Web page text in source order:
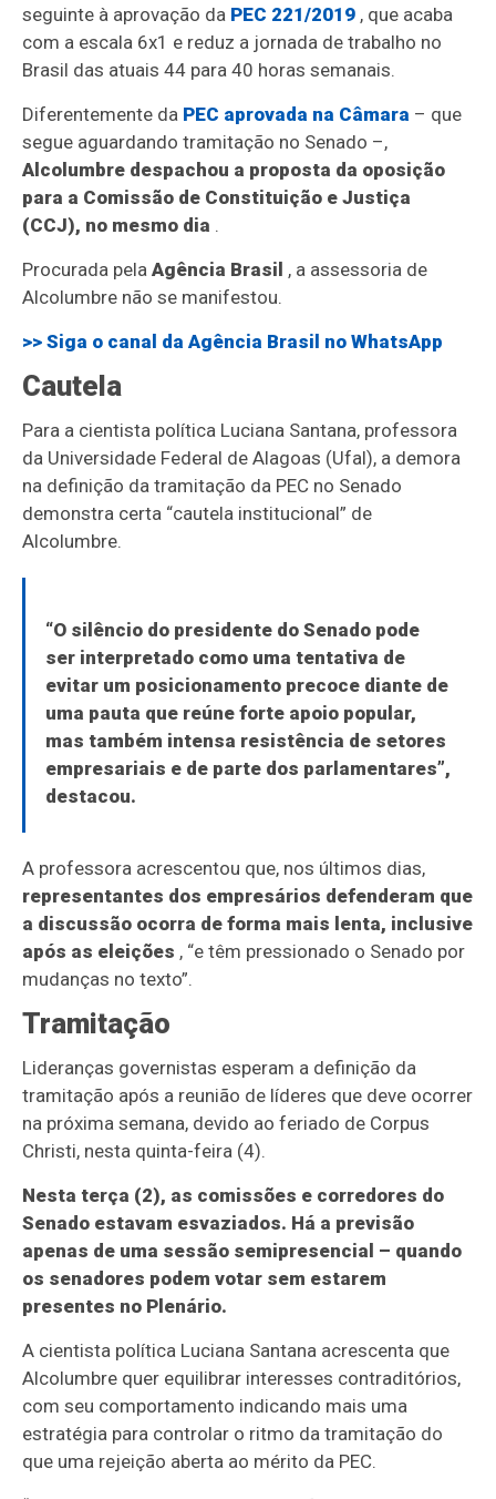
seguinte à aprovação da PEC 221/2019 , que acaba
com a escala 6x1 e reduz a jornada de trabalho no
Brasil das atuais 44 para 40 horas semanais.
Diferentemente da PEC aprovada na Câmara – que
segue aguardando tramitação no Senado –,
Alcolumbre despachou a proposta da oposição
para a Comissão de Constituição e Justiça
(CCJ), no mesmo dia .
Procurada pelaAgência Brasil , a assessoria de
Alcolumbre não se manifestou.
>> Siga o canal daAgência Brasil no WhatsApp
Cautela
Para a cientista política Luciana Santana, professora
da Universidade Federal de Alagoas (Ufal), a demora
na definição da tramitação da PEC no Senado
demonstra certa “cautela institucional” de
Alcolumbre.
“O silêncio do presidente do Senado pode
ser interpretado como uma tentativa de
evitar um posicionamento precoce diante de
uma pauta que reúne forte apoio popular,
mas também intensa resistência de setores
empresariais e de parte dos parlamentares”,
destacou.
A professora acrescentou que, nos últimos dias,
representantes dos empresários defenderam que
a discussão ocorra de forma mais lenta, inclusive
após as eleições , “e têm pressionado o Senado por
mudanças no texto”.
Tramitação
Lideranças governistas esperam a definição da
tramitação após a reunião de líderes que deve ocorrer
na próxima semana, devido ao feriado de Corpus
Christi, nesta quinta-feira (4).
Nesta terça (2), as comissões e corredores do
Senado estavam esvaziados. Há a previsão
apenas de uma sessão semipresencial – quando
os senadores podem votar sem estarem
presentes no Plenário.
A cientista política Luciana Santana acrescenta que
Alcolumbre quer equilibrar interesses contraditórios,
com seu comportamento indicando mais uma
estratégia para controlar o ritmo da tramitação do
que uma rejeição aberta ao mérito da PEC.